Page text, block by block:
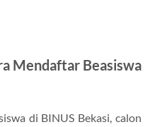
Mendaftar Beasiswa
di BINUS Bekasi, calon